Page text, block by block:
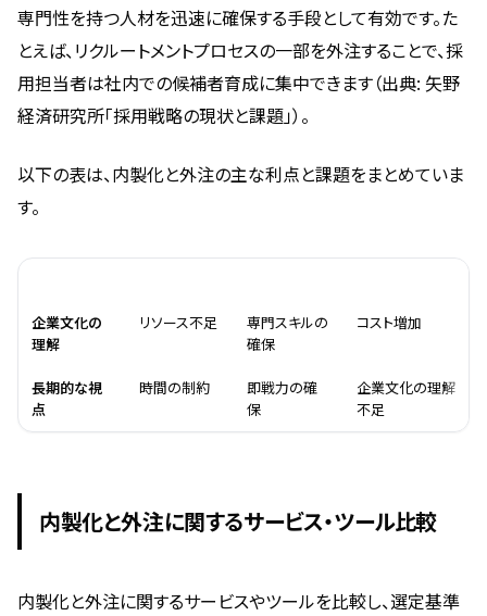
専門性を持つ人材を迅速に確保する手段として有効です。た
とえば、リクルートメントプロセスの一部を外注することで、採
用担当者は社内での候補者育成に集中できます（出典: 矢野
経済研究所「採用戦略の現状と課題」）。
以下の表は、内製化と外注の主な利点と課題をまとめていま
す。
企業文化の
理解
リソース不足
専門スキルの
確保
コスト増加
長期的な視
点
時間の制約
即戦力の確
保
企業文化の理解
不足
内製化と外注に関するサービス・ツール比較
内製化と外注に関するサービスやツールを比較し、選定基準